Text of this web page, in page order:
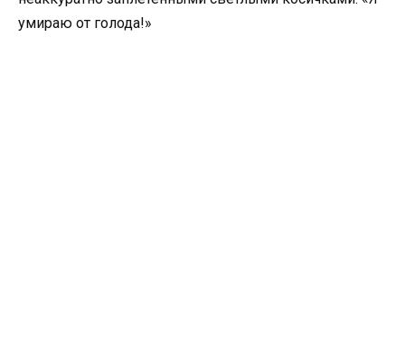
умираю от голода!»